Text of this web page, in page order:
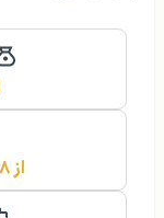
از ۸ هزار تا ۱۸ هزار دلار در سال